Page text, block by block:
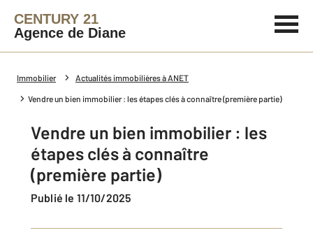
CENTURY 21
Agence de Diane
Immobilier Actualités immobilières à ANET
Vendre un bien immobilier : les étapes clés à connaître (première partie)
Vendre un bien immobilier : les
étapes clés à connaître
(première partie)
Publié le 11/10/2025